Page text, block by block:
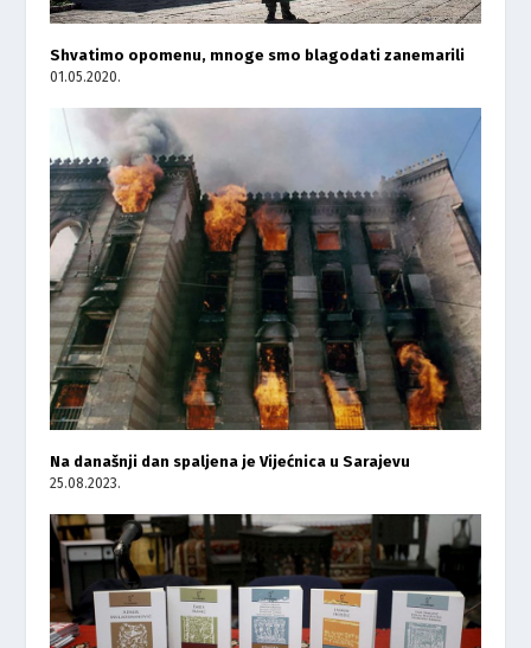
Shvatimo opomenu, mnoge smo blagodati zanemarili
01.05.2020.
Na današnji dan spaljena je Vijećnica u Sarajevu
25.08.2023.